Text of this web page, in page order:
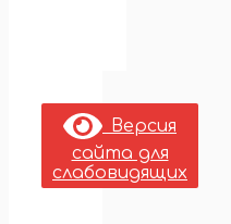
Версия
сайта для
слабовидящих